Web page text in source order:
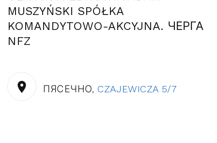
MUSZYŃSKI SPÓŁKA
KOMANDYTOWO-AKCYJNA. ЧЕРГА
NFZ
ПЯСЕЧНО, CZAJEWICZA 5/7